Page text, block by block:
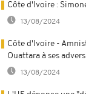
Côte d'Ivoire :
13/08/2024
Côte d'Ivoire -
Ouattara à ses
13/08/2024